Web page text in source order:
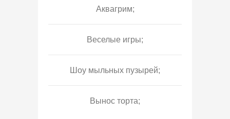
Аквагрим;
Веселые игры;
Шоу мыльных пузырей;
Вынос торта;